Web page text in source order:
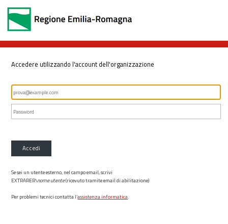
Accedere utilizzando l'account dell'organizzazione
Accedi
Se sei un utente esterno, nel campo email, scrivi
EXTRARER\nome utente(ricevuto tramite email di abilitazione)
Per problemi tecnici contatta l’assistenza informatica.